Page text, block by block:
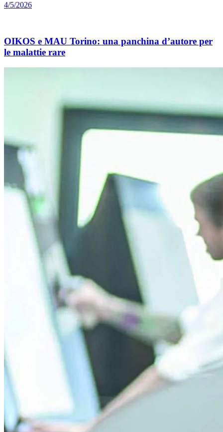
4/5/2026
OIKOS e MAU Torino: una panchina d’autore per
le malattie rare